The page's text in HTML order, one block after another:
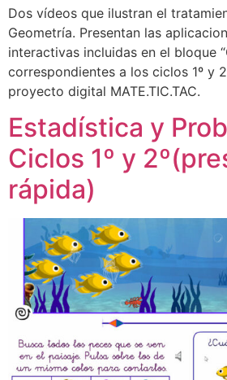
Dos vídeos que ilustran el
Geometría. Presentan las
interactivas incluidas en el bloque
correspondientes a los ciclos 1º y
proyecto digital MATE.TIC.TAC.
Estadística y
Ciclos 1º y
rápida)